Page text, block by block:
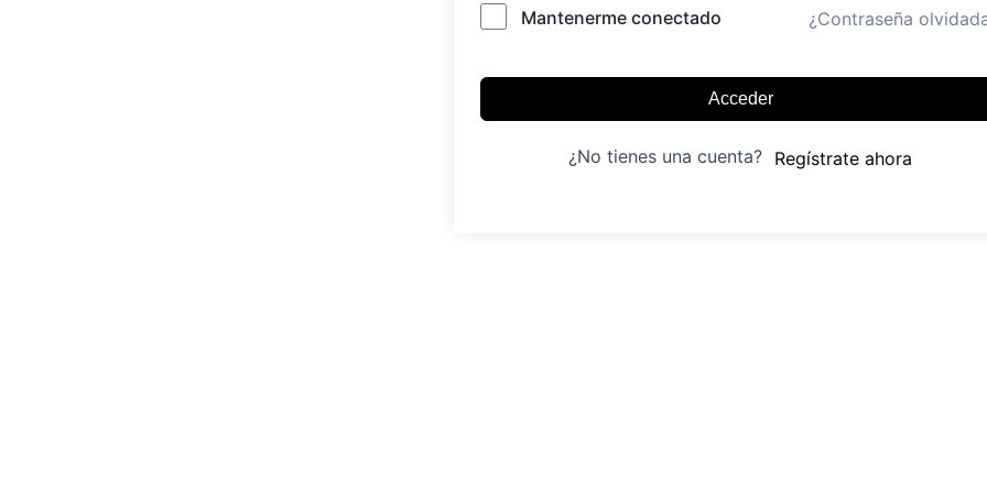
Mantenerme conectado ¿Contraseña
Acceder
¿No tienes una cuenta? Regístrate ahora